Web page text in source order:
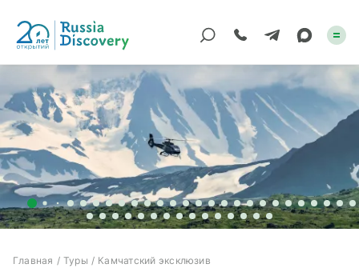
Каталог туров
По России
Регионы
По миру
Круизы
Главная Туры Камчатский эксклюзив